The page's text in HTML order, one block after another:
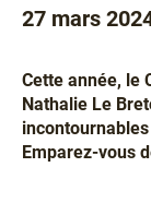
27 mars
Chapô
Cette année, le
Nathalie Le
Emparez-vous